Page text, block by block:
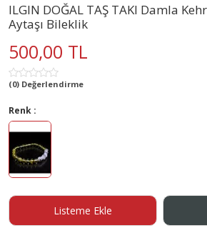
ILGIN DOĞAL TAŞ TAKI Damla
Aytaşı Bileklik
500,00 TL
(0) Değerlendirme
Renk :
Listeme Ekle